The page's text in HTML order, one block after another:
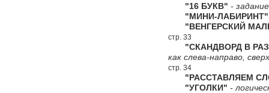
"16 БУКВ" -
"МИНИ-ЛАБИРИНТ"
"ВЕНГЕРСКИЙ
стр. 33
"СКАНДВОРД В
как слева-направо,
стр. 34
"РАССТАВЛЯЕМ
"УГОЛКИ" -